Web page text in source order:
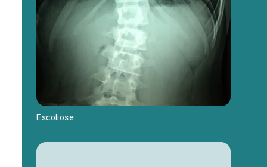
Escoliose